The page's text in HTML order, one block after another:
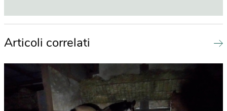
Articoli correlati